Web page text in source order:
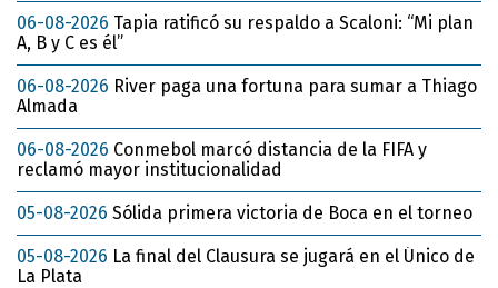
06-08-2026 Tapia ratificó su respaldo a Scaloni: “Mi plan
A, B y C es él”
06-08-2026 River paga una fortuna para sumar a Thiago
Almada
06-08-2026 Conmebol marcó distancia de la FIFA y
reclamó mayor institucionalidad
05-08-2026 Sólida primera victoria de Boca en el torneo
05-08-2026 La final del Clausura se jugará en el Único de
La Plata